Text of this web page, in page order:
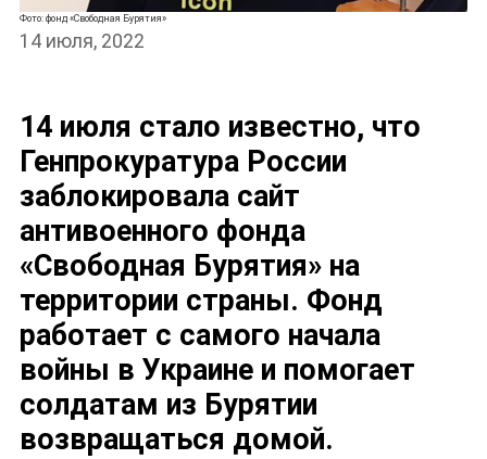
НОВОСТИ
Фото: фонд «Свободная Бурятия»
14 июля, 2022
14 июля стало известно, что
Генпрокуратура России
заблокировала сайт
антивоенного фонда
«Свободная Бурятия» на
территории страны. Фонд
работает с самого начала
войны в Украине и помогает
солдатам из Бурятии
возвращаться домой.